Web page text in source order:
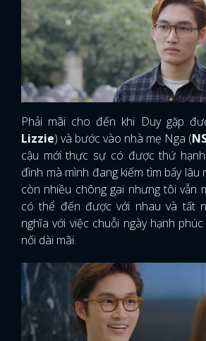
Phải mãi cho đến khi Duy gặp
Lizzie) và bước vào nhà mẹ Nga (
cậu mới thực sự có được thứ
đình mà mình đang kiếm tìm bấy lâu
còn nhiều chông gai nhưng tôi vẫn
có thể đến được với nhau và tất
nghĩa với việc chuỗi ngày hạnh
nối dài mãi.